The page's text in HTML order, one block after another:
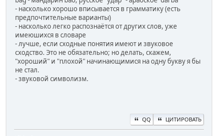
- насколько хорошо вписывается в грамматику (есть
предпочтительные варианты)
- насколько легко распознаётся от других слов, уже
имеюшихся в словаре
- лучше, если сходные понятия имеют и звуковое
сходство. Это не обязательно; но делать, скажем,
"хороший" и "плохой" начинающимися на одну букву я бы
не стал.
- звуковой символизм.
QQ ЦИТИРОВАТЬ